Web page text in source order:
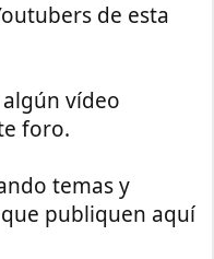
de esta
vídeo
foro.
temas y
publiquen aquí